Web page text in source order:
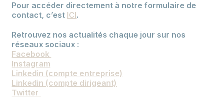
Pour accéder directement à notre formulaire de
contact, c’est ICI.
Retrouvez nos actualités chaque jour sur nos
réseaux sociaux :
Facebook
Instagram
Linkedin (compte entreprise)
Linkedin (compte dirigeant)
Twitter